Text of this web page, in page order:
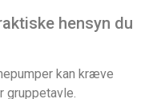
hensyn du
kan kræve
gruppetavle.